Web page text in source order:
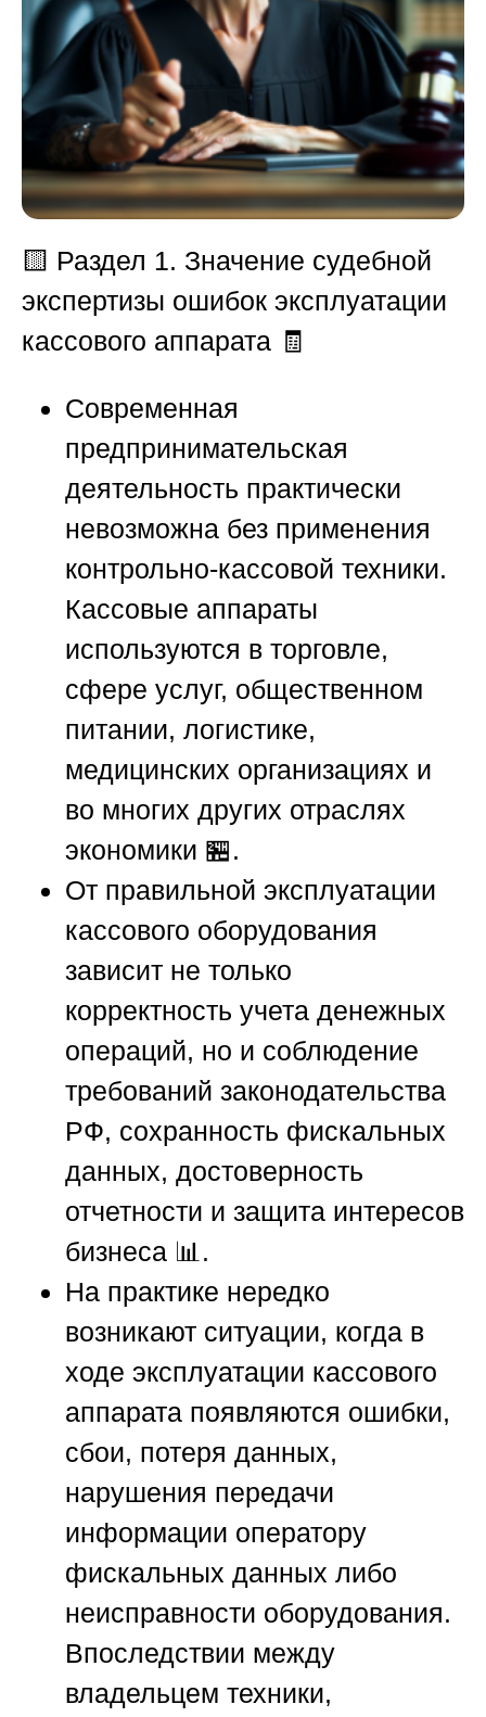
🟨 Раздел 1. Значение судебной
экспертизы ошибок эксплуатации
кассового аппарата 🧾
Современная
предпринимательская
деятельность практически
невозможна без применения
контрольно-кассовой техники.
Кассовые аппараты
используются в торговле,
сфере услуг, общественном
питании, логистике,
медицинских организациях и
во многих других отраслях
экономики 🏪.
От правильной эксплуатации
кассового оборудования
зависит не только
корректность учета денежных
операций, но и соблюдение
требований законодательства
РФ, сохранность фискальных
данных, достоверность
отчетности и защита интересов
бизнеса 📊.
На практике нередко
возникают ситуации, когда в
ходе эксплуатации кассового
аппарата появляются ошибки,
сбои, потеря данных,
нарушения передачи
информации оператору
фискальных данных либо
неисправности оборудования.
Впоследствии между
владельцем техники,